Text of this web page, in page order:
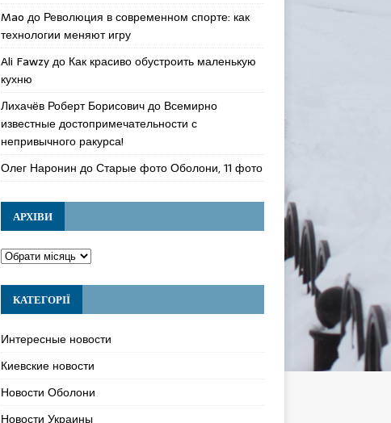
Mao до Революция в современном спорте: как
технологии меняют игру
Ali Fawzyдо Как красиво обустроить маленькую
кухню
Лихачёв Роберт Борисовичдо Всемирно
известные достопримечательности с
непривычного ракурса!
Олег Наронин доСтарые фото Оболони, 11 фото
АРХІВИ
КАТЕГОРІЇ
Интересные новости
Киевские новости
Новости Оболони
Новости Украины